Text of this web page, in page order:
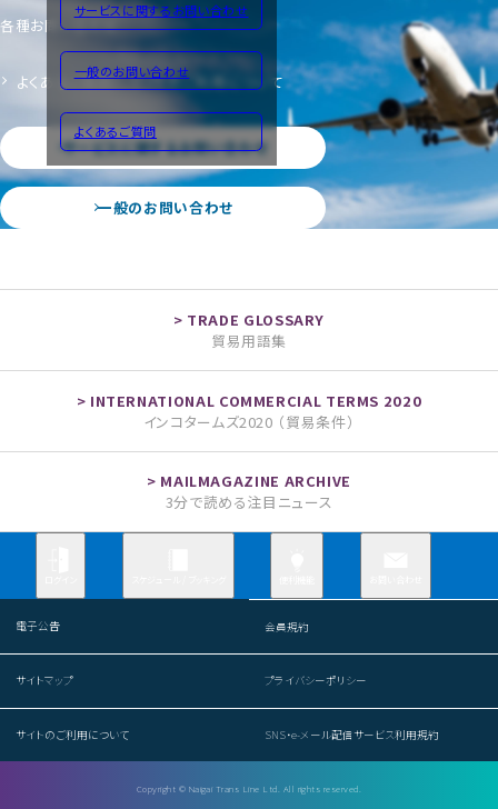
サービスに関するお問い合わせ
一般のお問い合わせ
よくあるご質問
各種お問い合わせ
よくあるご質問 サイトのご利用について
サービスに関するお問い合わせ
一般のお問い合わせ
貿易用語集
インコタームズ2020 （貿易条件）
3分で読める注目ニュース
電子公告 会員規約
サイトマップ プライバシーポリシー
サイトのご利用について SNS・e-メール配信サービス利用規約
Copyright © Naigai Trans Line Ltd. All rights reserved.